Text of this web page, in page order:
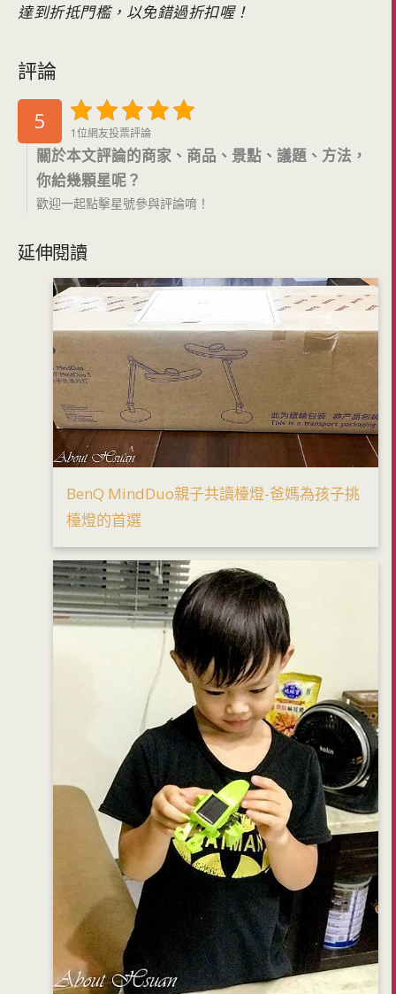
達到折抵門檻，以免錯過折扣喔！
評論
5 1位網友投票評論
關於本文評論的商家、商品、景點、議題、方法，
你給幾顆星呢？
歡迎一起點擊星號參與評論唷！
延伸閱讀
BenQ MindDuo親子共讀檯燈-爸媽為孩子挑
檯燈的首選